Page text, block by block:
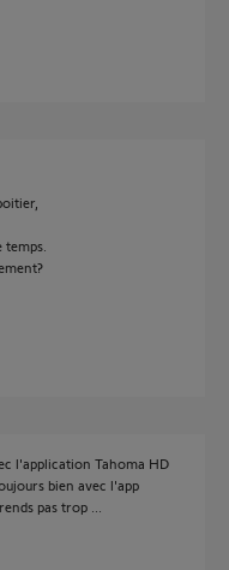
l'application Tahoma HD
bien avec l'app
pas trop ...